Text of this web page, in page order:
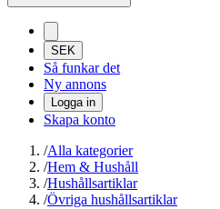
SEK
Så funkar det
Ny annons
Logga in
Skapa konto
/Alla kategorier
/Hem & Hushåll
/Hushållsartiklar
/Övriga hushållsartiklar